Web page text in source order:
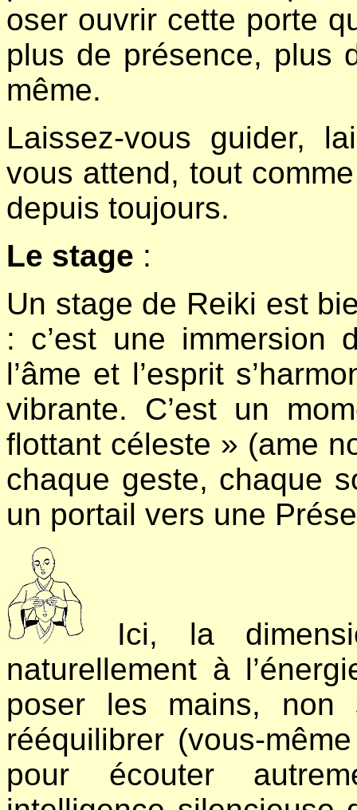
oser ouvrir cette porte
plus de présence, plus
même.
Laissez-vous guider,
vous attend, tout
depuis toujours.
Le stage :
Un stage de Reiki est
: c’est une immersion
l’âme et l’esprit
vibrante. C’est un
flottant céleste » (ame
chaque geste, chaque
un portail vers une
Ici, la
naturellement à
poser les mains, non
rééquilibrer (vous-
pour écouter